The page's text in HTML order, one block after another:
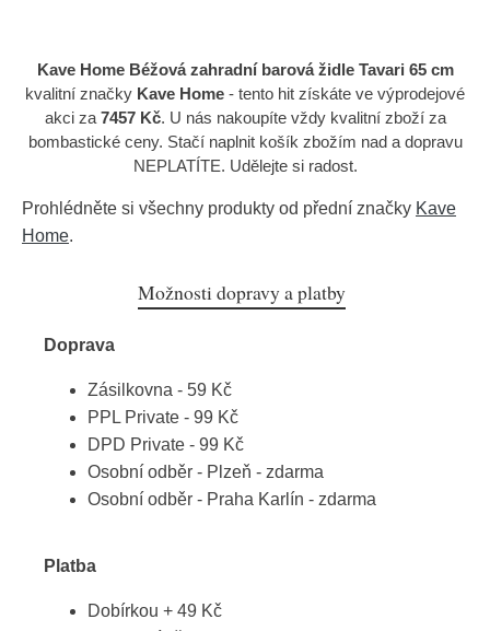
Kave Home Béžová zahradní barová židle Tavari 65 cm
kvalitní značky Kave Home - tento hit získáte ve výprodejové
akci za 7457 Kč. U nás nakoupíte vždy kvalitní zboží za
bombastické ceny. Stačí naplnit košík zbožím nad a dopravu
NEPLATÍTE. Udělejte si radost.
Prohlédněte si všechny produkty od přední značky Kave
Home.
Možnosti dopravy a platby
Doprava
Zásilkovna - 59 Kč
PPL Private - 99 Kč
DPD Private - 99 Kč
Osobní odběr - Plzeň - zdarma
Osobní odběr - Praha Karlín - zdarma
Platba
Dobírkou + 49 Kč